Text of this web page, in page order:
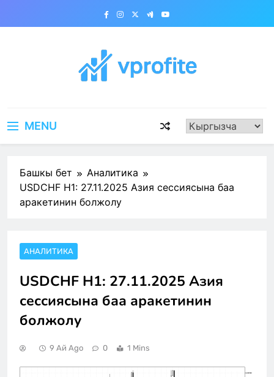
MENU
Башкы бет
Аналитика
USDCHF H1: 27.11.2025 Азия сессиясына баа
аракетинин болжолу
АНАЛИТИКА
USDCHF H1: 27.11.2025 Азия
сессиясына баа аракетинин
болжолу
9 Ай Ago 0 1 Mins